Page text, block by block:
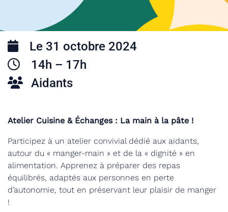
Le 31 octobre 2024
14h – 17h
Aidants
Atelier Cuisine & Échanges : La main à la pâte !
Participez à un atelier convivial dédié aux aidants,
autour du « manger-main » et de la « dignité » en
alimentation. Apprenez à préparer des repas
équilibrés, adaptés aux personnes en perte
d’autonomie, tout en préservant leur plaisir de manger
!